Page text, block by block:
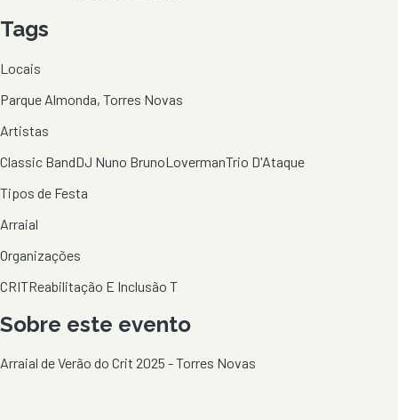
Tags
Locais
Parque Almonda, Torres Novas
Artistas
Classic BandDJ Nuno BrunoLovermanTrio D'Ataque
Tipos de Festa
Arraial
Organizações
CRITReabilitação E Inclusão T
Sobre este evento
Arraial de Verão do Crit 2025 - Torres Novas